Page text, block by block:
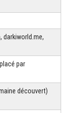
par
découvert)